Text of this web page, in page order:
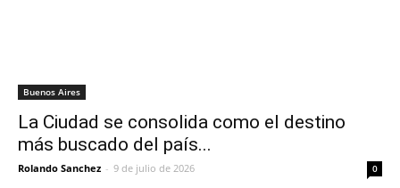
Buenos Aires
La Ciudad se consolida como el destino
más buscado del país...
Rolando Sanchez - 9 de julio de 2026 0